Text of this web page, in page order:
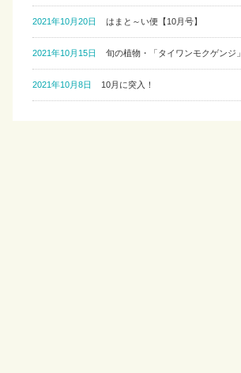
2021年10月20日 はまと～い便【10月号】
2021年10月15日 旬の植物・「タイワンモクゲンジ」
2021年10月8日 10月に突入！